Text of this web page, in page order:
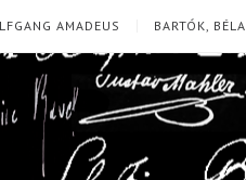
AMADEUS BARTÓK, BÉLA